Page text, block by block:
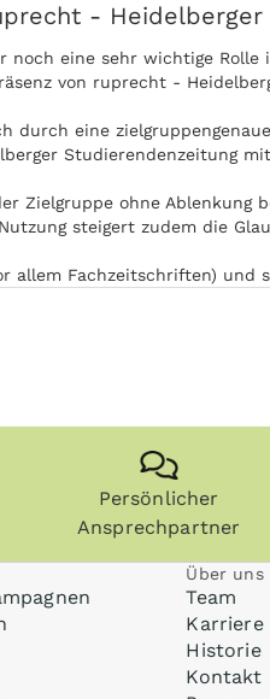
-
noch eine sehr wichtige
von ruprecht -
durch eine
Studierendenzeitung
Zielgruppe ohne Ablenkung
steigert zudem die
allem Fachzeitschriften)
und
Studierendenzeitung
Persönlicher
Ansprechpartner
Über uns
Team
Karriere
Historie
Kontakt